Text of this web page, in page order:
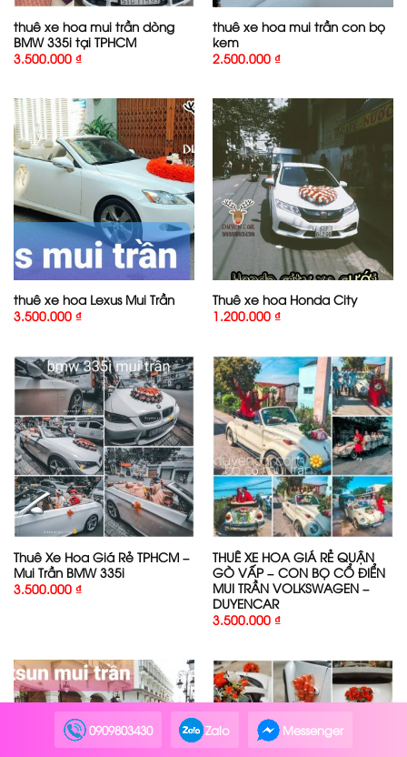
0909803430 Zalo Messenger
thuê xe hoa mui trần dòng
BMW 335i tại TPHCM
3.500.000 ₫
thuê xe hoa mui trần con bọ
kem
2.500.000 ₫
thuê xe hoa Lexus Mui Trần
3.500.000 ₫
Thuê xe hoa Honda City
1.200.000 ₫
Thuê Xe Hoa Giá Rẻ TPHCM –
Mui Trần BMW 335i
3.500.000 ₫
THUÊ XE HOA GIÁ RẺ QUẬN
GÒ VẤP – CON BỌ CỔ ĐIỂN
MUI TRẦN VOLKSWAGEN –
DUYENCAR
3.500.000 ₫